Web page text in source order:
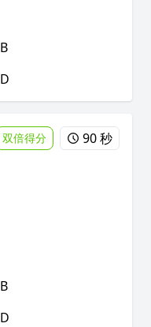
B
D
双倍得分 90 秒
B
D